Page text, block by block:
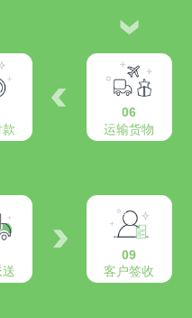
06
运输货物
09
客户签收